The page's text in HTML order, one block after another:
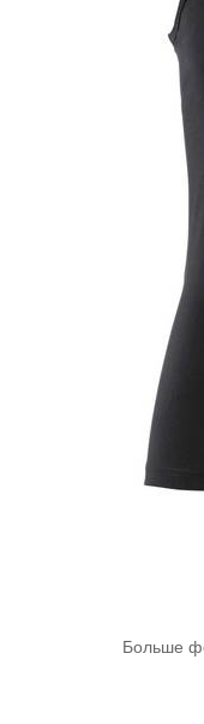
Больше